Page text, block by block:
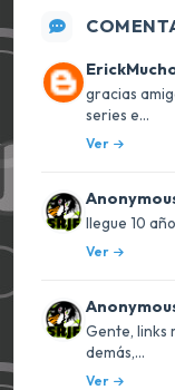
gracias
series e...
Ver
llegue 10
Ver
Gente, links
demás,...
Ver